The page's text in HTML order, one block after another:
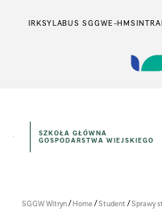
IRKSYLABUS SGGWE-HMS
SZKOŁA GŁÓWNA
GOSPODARSTWA WIEJSKIEGO
SGGW Witryn/Home/Student /Sprawy